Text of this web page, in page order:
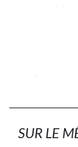
SUR LE